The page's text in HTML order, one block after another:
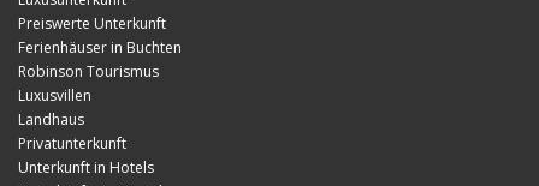
Preiswerte Unterkunft
Ferienhäuser in Buchten
Robinson Tourismus
Luxusvillen
Landhaus
Privatunterkunft
Unterkunft in Hotels